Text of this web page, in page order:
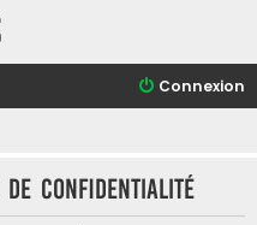
Connexion
de confidentialité